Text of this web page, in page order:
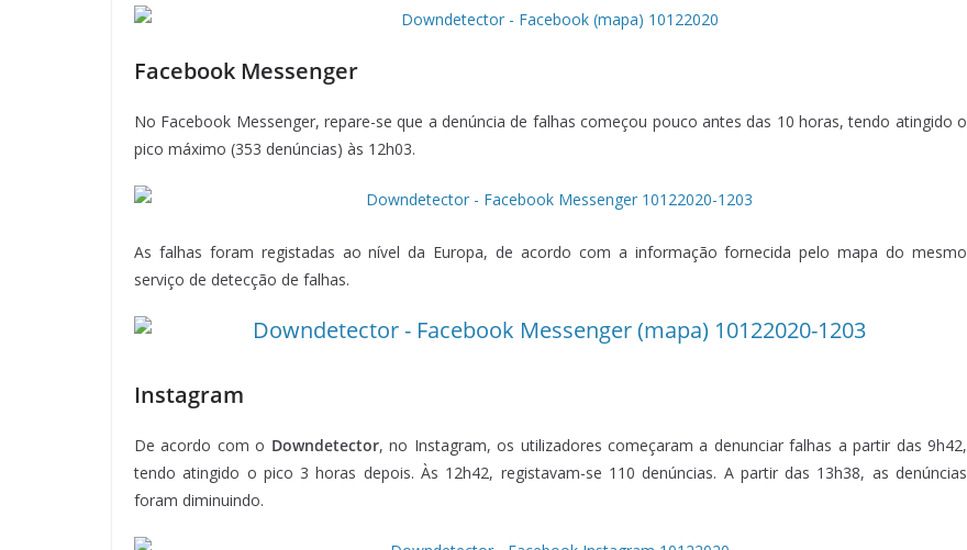
Facebook Messenger
No Facebook Messenger, repare-se que a denúncia de falhas começou pouco antes das 10 horas, tendo atingido o
pico máximo (353 denúncias) às 12h03.
As falhas foram registadas ao nível da Europa, de acordo com a informação fornecida pelo mapa do mesmo
serviço de detecção de falhas.
Instagram
De acordo com o Downdetector, no Instagram, os utilizadores começaram a denunciar falhas a partir das 9h42,
tendo atingido o pico 3 horas depois. Às 12h42, registavam-se 110 denúncias. A partir das 13h38, as denúncias
foram diminuindo.